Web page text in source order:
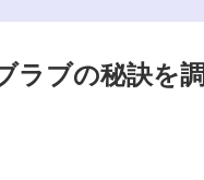
ラブの秘訣を調